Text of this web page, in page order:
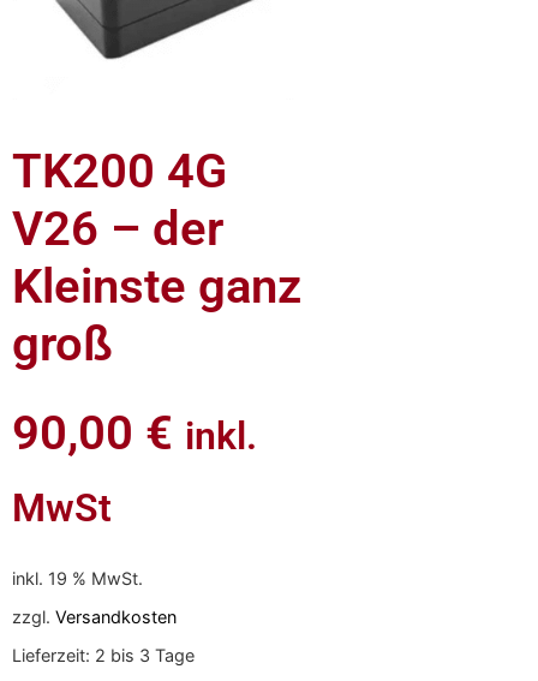
TK200 4G
V26 – der
Kleinste ganz
groß
90,00 € inkl.
MwSt
inkl. 19 % MwSt.
zzgl. Versandkosten
Lieferzeit: 2 bis 3 Tage